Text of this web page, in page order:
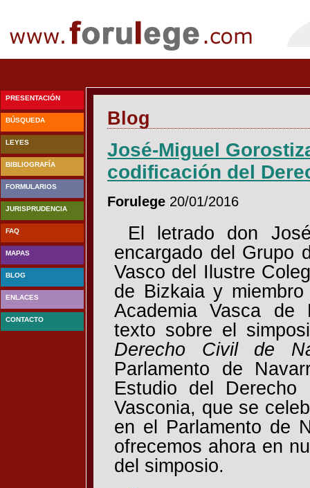
Blog
José-Miguel
codificación del
Forulege 20/01/2016
El letrado don
encargado del Grupo
Vasco del Ilustre
de Bizkaia y
Academia Vasca de
texto sobre el
Derecho Civil de
Parlamento de
Estudio del Derecho
Vasconia, que se
en el Parlamento de
ofrecemos ahora en
del simposio.
PRESENTACIÓN
BÚSQUEDA
LEYES
BIBLIOGRAFÍA
FORMULARIOS
JURISPRUDENCIA
FAQ
MAPAS
BLOG
ENLACES
CONTACTO